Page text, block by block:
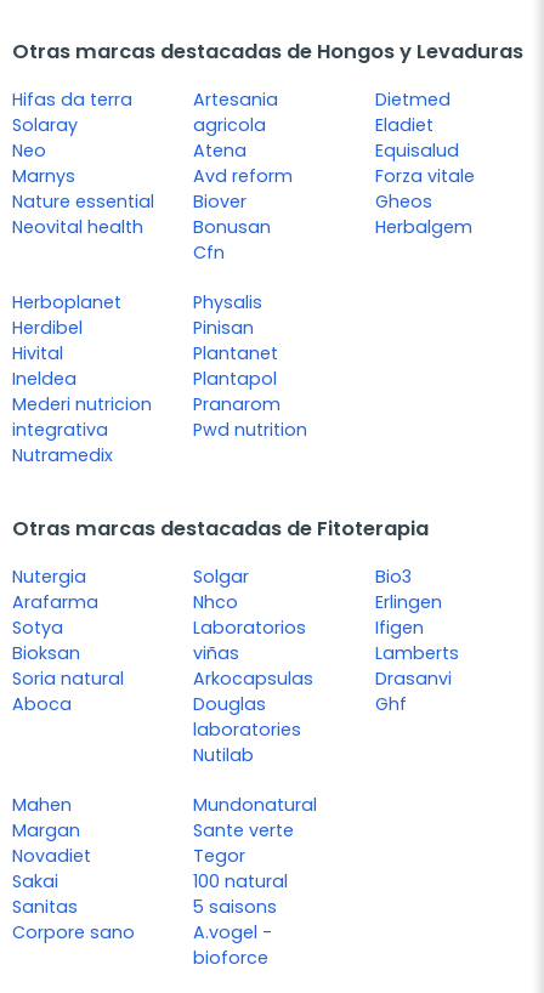
Otras marcas destacadas de Hongos y Levaduras
Hifas da terra
Solaray
Neo
Marnys
Nature essential
Neovital health
Artesania
agricola
Atena
Avd reform
Biover
Bonusan
Cfn
Dietmed
Eladiet
Equisalud
Forza vitale
Gheos
Herbalgem
Herboplanet
Herdibel
Hivital
Ineldea
Mederi nutricion
integrativa
Nutramedix
Physalis
Pinisan
Plantanet
Plantapol
Pranarom
Pwd nutrition
Otras marcas destacadas de Fitoterapia
Nutergia
Arafarma
Sotya
Bioksan
Soria natural
Aboca
Solgar
Nhco
Laboratorios
viñas
Arkocapsulas
Douglas
laboratories
Nutilab
Bio3
Erlingen
Ifigen
Lamberts
Drasanvi
Ghf
Mahen
Margan
Novadiet
Sakai
Sanitas
Corpore sano
Mundonatural
Sante verte
Tegor
100 natural
5 saisons
A.vogel -
bioforce